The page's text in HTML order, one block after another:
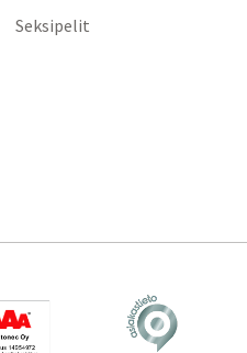
Seksipelit